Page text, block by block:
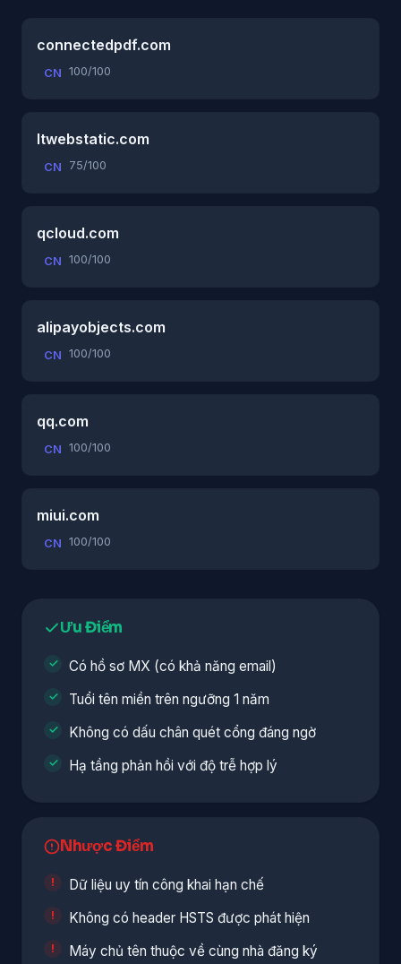
connectedpdf.com
CN 100/100
ltwebstatic.com
CN 75/100
qcloud.com
CN 100/100
alipayobjects.com
CN 100/100
qq.com
CN 100/100
miui.com
CN 100/100
Ưu Điểm
Có hồ sơ MX (có khả năng email)
Tuổi tên miền trên ngưỡng 1 năm
Không có dấu chân quét cổng đáng ngờ
Hạ tầng phản hồi với độ trễ hợp lý
Nhược Điểm
Dữ liệu uy tín công khai hạn chế
Không có header HSTS được phát hiện
Máy chủ tên thuộc về cùng nhà đăng ký